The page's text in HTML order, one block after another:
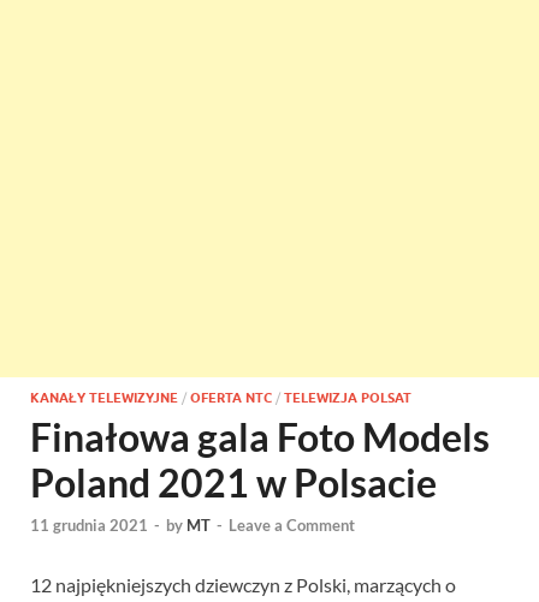
KANAŁY TELEWIZYJNE / OFERTA NTC / TELEWIZJA POLSAT
Finałowa gala Foto Models
Poland 2021 w Polsacie
11 grudnia 2021 - by MT - Leave a Comment
12 najpiękniejszych dziewczyn z Polski, marzących o